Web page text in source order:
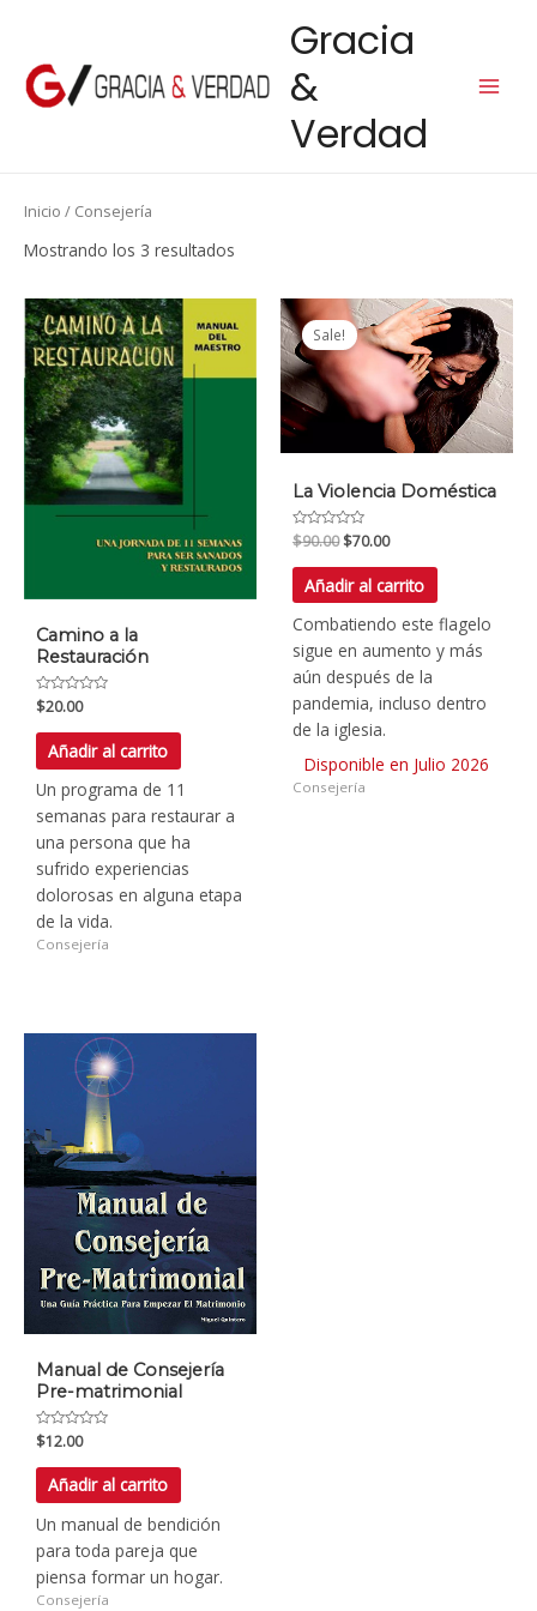
contenido
Gracia
&
Verdad
Inicio / Consejería
Mostrando los 3 resultados
Camino a la
Restauración
Valorado
con
0
$20.00
Añadir al carrito
Un programa de 11
semanas para restaurar a
una persona que ha
sufrido experiencias
dolorosas en alguna etapa
de la vida.
Consejería
Sale!
La Violencia Doméstica
Valorado
con
0
$90.00
El
precio
original
era:
$90.00.
$70.00
El
precio
actual
es:
$70.00.
Añadir al carrito
Combatiendo este flagelo
sigue en aumento y más
aún después de la
pandemia, incluso dentro
de la iglesia.
Disponible en Julio 2026
Consejería
Manual de Consejería
Pre-matrimonial
Valorado
con
0
$12.00
Añadir al carrito
Un manual de bendición
para toda pareja que
piensa formar un hogar.
Consejería